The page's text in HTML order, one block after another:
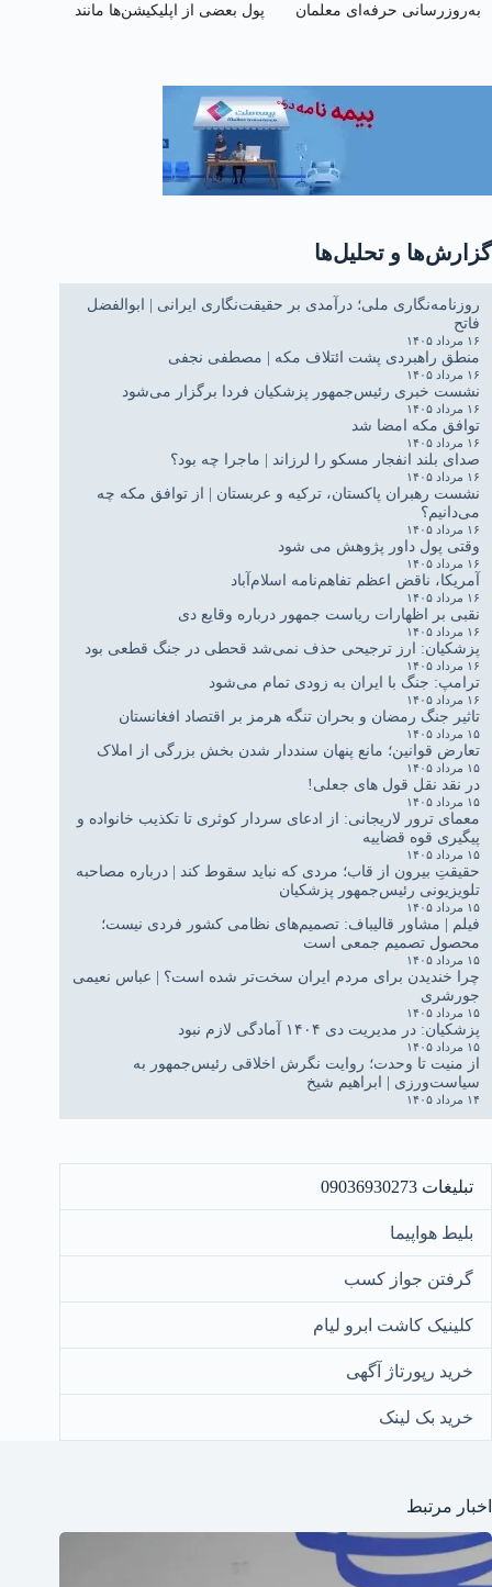
به‌روزرسانی حرفه‌ای معلمان
پول بعضی از اپلیکیشن‌ها مانند
گزارش‌ها و تحلیل‌ها
روزنامه‌نگاری ملی؛ درآمدی بر حقیقت‌نگاری ایرانی | ابوالفضل
فاتح
۱۶ مرداد ۱۴۰۵
منطق راهبردی پشت ائتلاف مکه | مصطفی نجفی
۱۶ مرداد ۱۴۰۵
نشست خبری رئیس‌جمهور پزشکیان فردا برگزار می‌شود
۱۶ مرداد ۱۴۰۵
توافق مکه امضا شد
۱۶ مرداد ۱۴۰۵
صدای بلند انفجار مسکو را لرزاند | ماجرا چه بود؟
۱۶ مرداد ۱۴۰۵
نشست رهبران پاکستان، ترکیه و عربستان | از توافق مکه چه
می‌دانیم؟
۱۶ مرداد ۱۴۰۵
وقتی پول داور پژوهش می شود
۱۶ مرداد ۱۴۰۵
آمریکا، ناقض اعظم تفاهم‌نامه اسلام‌آباد
۱۶ مرداد ۱۴۰۵
نقبی بر اظهارات ریاست جمهور درباره وقایع دی
۱۶ مرداد ۱۴۰۵
پزشکیان: ارز ترجیحی حذف نمی‌شد قحطی در جنگ قطعی بود
۱۶ مرداد ۱۴۰۵
ترامپ: جنگ با ایران به زودی تمام می‌شود
۱۶ مرداد ۱۴۰۵
تاثیر جنگ رمضان و بحران تنگه هرمز بر اقتصاد افغانستان
۱۵ مرداد ۱۴۰۵
تعارض قوانین؛ مانع پنهان سنددار شدن بخش بزرگی از املاک
۱۵ مرداد ۱۴۰۵
در نقد نقل قول های جعلی!
۱۵ مرداد ۱۴۰۵
معمای ترور لاریجانی: از ادعای سردار کوثری تا تکذیب خانواده و
پیگیری قوه قضاییه
۱۵ مرداد ۱۴۰۵
حقیقتِ بیرون از قاب؛ مردی که نباید سقوط کند | درباره مصاحبه
تلویزیونی رئیس‌جمهور پزشکیان
۱۵ مرداد ۱۴۰۵
فیلم | مشاور قالیباف: تصمیم‌های نظامی کشور فردی نیست؛
محصول تصمیم جمعی است
۱۵ مرداد ۱۴۰۵
چرا خندیدن برای مردم ایران سخت‌تر شده است؟ | عباس نعیمی
جورشری
۱۵ مرداد ۱۴۰۵
پزشکیان: در مدیریت دی ۱۴۰۴ آمادگی لازم نبود
۱۵ مرداد ۱۴۰۵
از منیت تا وحدت؛ روایت نگرش اخلاقی رئیس‌جمهور به
سیاست‌ورزی | ابراهیم شیخ
۱۴ مرداد ۱۴۰۵
تبلیغات 09036930273
بلیط هواپیما
گرفتن جواز کسب
کلینیک کاشت ابرو لیام
خرید رپورتاژ آگهی
خرید بک لینک
اخبار مرتبط